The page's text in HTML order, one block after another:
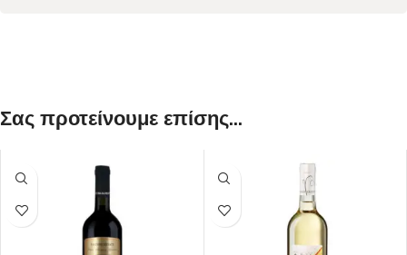
Σας προτείνουμε επίσης...